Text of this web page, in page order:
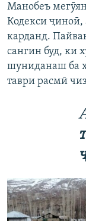
Манобеъ
Кодекси ҷиноӣ,
карданд.
сангин буд, ки
шуниданаш ба
таври расмӣ